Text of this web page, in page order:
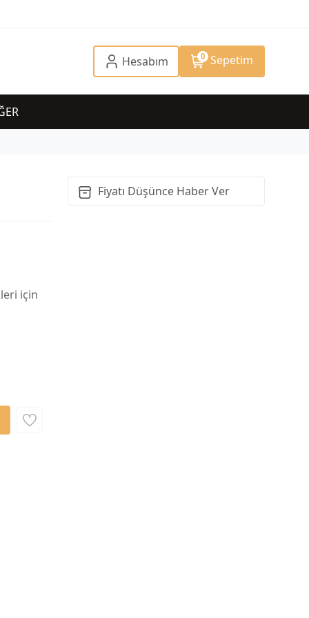
Hesabım 0 Sepetim
için
Fiyatı Düşünce Haber Ver